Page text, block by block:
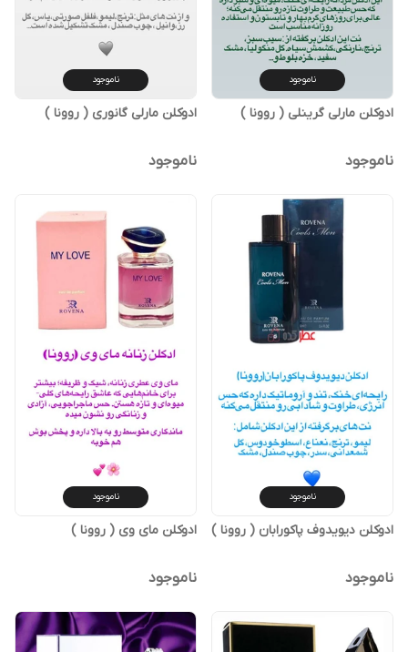
ناموجود
ادوکلن مارلی گرینلی ( روونا )
ناموجود
ناموجود
ادوکلن مارلی گانوری ( روونا )
ناموجود
ناموجود
ادوکلن دیویدوف پاکورابان ( روونا )
ناموجود
ناموجود
ادوکلن مای وی ( روونا )
ناموجود